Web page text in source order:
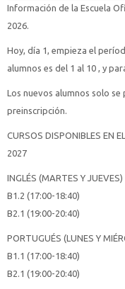
Información de la Escuela
2026.
Hoy, día 1, empieza el
alumnos es del 1 al 10 , y
Los nuevos alumnos solo
preinscripción.
CURSOS DISPONIBLES EN
2027
INGLÉS (MARTES Y JUEVES)
B1.2 (17:00-18:40)
B2.1 (19:00-20:40)
PORTUGUÉS (LUNES Y
B1.1 (17:00-18:40)
B2.1 (19:00-20:40)